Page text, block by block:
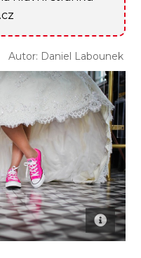
Autor: Daniel Labounek